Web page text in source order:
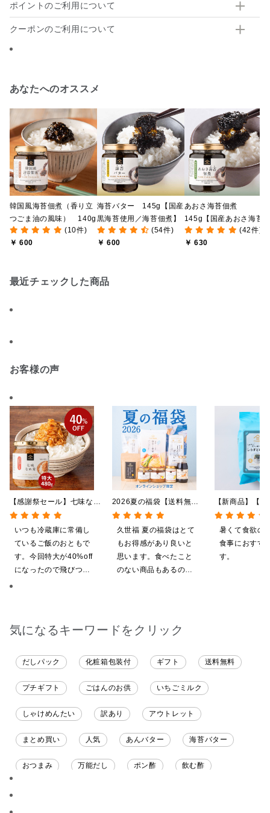
ポイントのご利用について
クーポンのご利用について
あなたへのオススメ
韓国風海苔佃煮（香り立
つごま油の風味） 140g
(10件)
￥ 600
海苔バター 145g【国産
黒海苔使用／海苔佃煮】
(54件)
￥ 600
あおさ海苔佃煮
145g【国産あおさ海苔
用】
(42件)
￥ 630
最近チェックした商品
お客様の声
2026夏の福袋【送料無
料】【オンライン限定】
【ポイントキャンペーン実
施中】【のし・ラッピン
グ・化粧箱詰め不可】
久世福 夏の福袋はとて
もお得感があり良いと
思います。食べたこと
のない商品もあるの
がとうございます。
【新商品】【
やしだし茶漬
鯛だし 4食
暑くて食欲の
食事におすす
す。
【感謝祭セール】七味なめ
茸 480g（特大）（八幡
屋礒五郎の七味唐辛子入
り）
いつも冷蔵庫に常備し
ているご飯のおともで
す。今回特大が40%off
になったので飛びつき
気になるキーワードをクリック
だしパック 化粧箱包装付 ギフト 送料無料
プチギフト ごはんのお供 いちごミルク
しゃけめんたい 訳あり アウトレット
まとめ買い 人気 あんバター 海苔バター
おつまみ 万能だし ポン酢 飲む酢